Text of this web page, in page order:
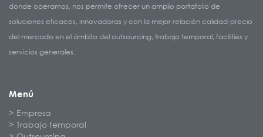
donde operamos, nos permite ofrecer un amplio portafolio de
soluciones eficaces, innovadoras y con la mejor relación calidad-precio
del mercado en el ámbito del outsourcing, trabajo temporal, facilities y
servicios generales.
Menú
Empresa
Trabajo temporal